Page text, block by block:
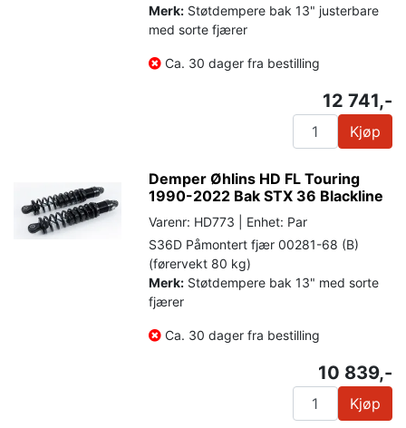
Merk: Støtdempere bak 13" justerbare
med sorte fjærer
Ca. 30 dager fra bestilling
12 741,-
Kjøp
Demper Øhlins HD FL Touring
1990-2022 Bak STX 36 Blackline
Varenr: HD773 | Enhet: Par
S36D Påmontert fjær 00281-68 (B)
(førervekt 80 kg)
Merk: Støtdempere bak 13" med sorte
fjærer
Ca. 30 dager fra bestilling
10 839,-
Kjøp